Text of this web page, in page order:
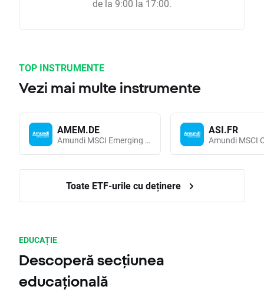
de la 9:00 la 17:00.
TOP INSTRUMENTE
Vezi mai multe instrumente
AMEM.DE
Amundi MSCI Emerging Markets UCITS (Acc EUR)
ASI.FR
Toate ETF-urile cu deținere
EDUCAȚIE
Descoperă secțiunea
educațională